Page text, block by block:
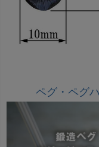
ペグ・ペグ